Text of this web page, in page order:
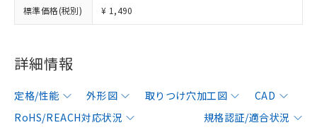
標準価格(税別) ¥ 1,490
詳細情報
定格/性能 外形図 取りつけ穴加工図
CAD
RoHS/REACH対応状況
規格認証/適合状況